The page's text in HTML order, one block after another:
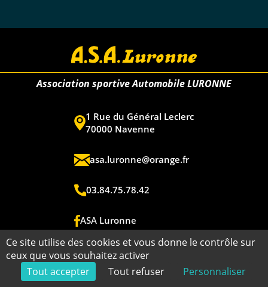
Association sportive Automobile LURONNE
1 Rue du Général Leclerc
70000 Navenne
asa.luronne@orange.fr
03.84.75.78.42
ASA Luronne
Copyright ©2026 - ASA Luronne - Tous droits réservés - Réalisation
Torop.Net - Site mis à jour avecWSB-Mentions légales-Plan du site
Ce site utilise des cookies et vous donne le contrôle sur
ceux que vous souhaitez activer
Tout accepter
Tout refuser Personnaliser